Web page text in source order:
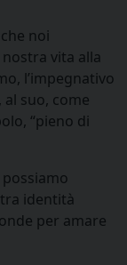
noi
vita alla
l’impegnativo
suo, come
“pieno di
identità
per amare